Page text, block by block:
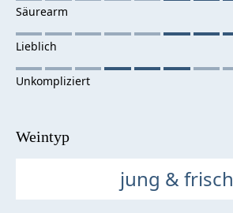
Weintyp
jung & frisch